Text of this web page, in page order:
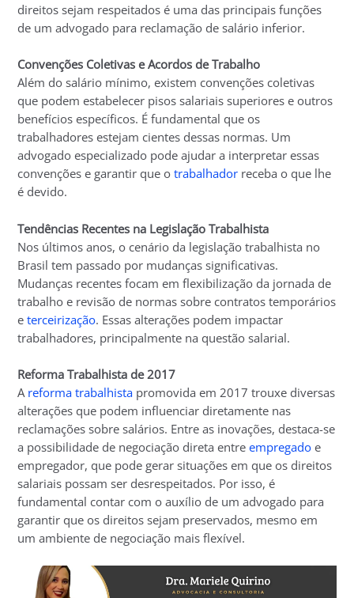
direitos sejam respeitados é uma das principais funções
de um advogado para reclamação de salário inferior.
Convenções Coletivas e Acordos de Trabalho
Além do salário mínimo, existem convenções coletivas
que podem estabelecer pisos salariais superiores e outros
benefícios específicos. É fundamental que os
trabalhadores estejam cientes dessas normas. Um
advogado especializado pode ajudar a interpretar essas
convenções e garantir que otrabalhador receba o que lhe
é devido.
Tendências Recentes na Legislação Trabalhista
Nos últimos anos, o cenário da legislação trabalhista no
Brasil tem passado por mudanças significativas.
Mudanças recentes focam em flexibilização da jornada de
trabalho e revisão de normas sobre contratos temporários
eterceirização. Essas alterações podem impactar
trabalhadores, principalmente na questão salarial.
Reforma Trabalhista de 2017
A reforma trabalhista promovida em 2017 trouxe diversas
alterações que podem influenciar diretamente nas
reclamações sobre salários. Entre as inovações, destaca-se
a possibilidade de negociação direta entreempregado e
empregador, que pode gerar situações em que os direitos
salariais possam ser desrespeitados. Por isso, é
fundamental contar com o auxílio de um advogado para
garantir que os direitos sejam preservados, mesmo em
um ambiente de negociação mais flexível.